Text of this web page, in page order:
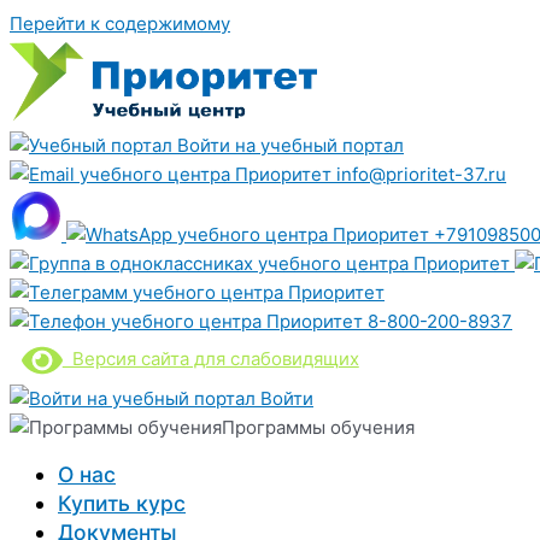
Перейти к содержимому
Войти на учебный портал
info@prioritet-37.ru
8-800-200-8937
Версия сайта для слабовидящих
Войти
Программы обучения
О нас
Купить курс
Документы